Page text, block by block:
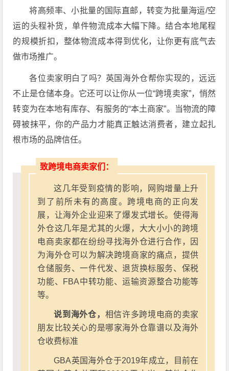
将高频率、小批量的国际直邮，转变为批量海运/空
运的头程补货，单件物流成本大幅下降。结合本地尾程
的规模折扣，整体物流成本得到优化，让你更有底气去
做市场推广。
各位卖家明白了吗？英国海外仓帮你实现的，远远
不止是仓储本身。它还可以让你从一位“跨境卖家”，悄然
转变为在本地有库存、有服务的“本土商家”。当物流的障
碍被抹平，你的产品力才能真正触达消费者，建立起扎
根市场的品牌信任。
致跨境电商卖家们：
这几年受到疫情的影响，网购增量上升
到了前所未有的高度。跨境电商的正向发
展，让海外企业迎来了爆发式增长。使得海
外仓这几年是尤其的火爆，大大小小的跨境
电商卖家都在纷纷寻找海外仓进行合作，因
为海外仓可以为解决跨境商家的痛点，提供
仓储服务、一件代发、退货换标服务、保税
功能、FBA中转功能、运输资源整合功能等
等。
说到海外仓， 相信许多跨境电商的卖家
朋友比较关心的是哪家海外仓靠谱以及海外
仓收费标准
GBA英国海外仓于2019年成立，目前在